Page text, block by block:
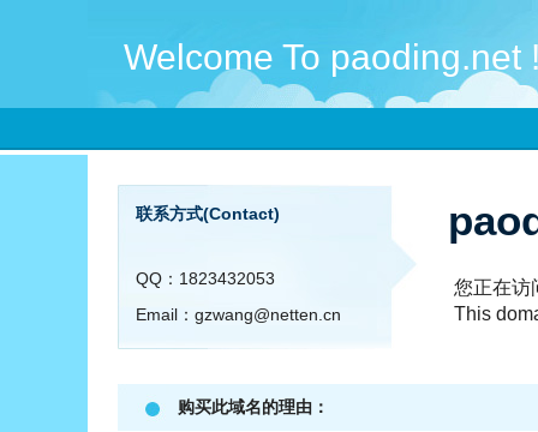
Welcome To paoding.net
联系方式(Contact)
QQ：1823432053
Email：gzwang@netten.cn
您正在访
This
购买此域名的理由：